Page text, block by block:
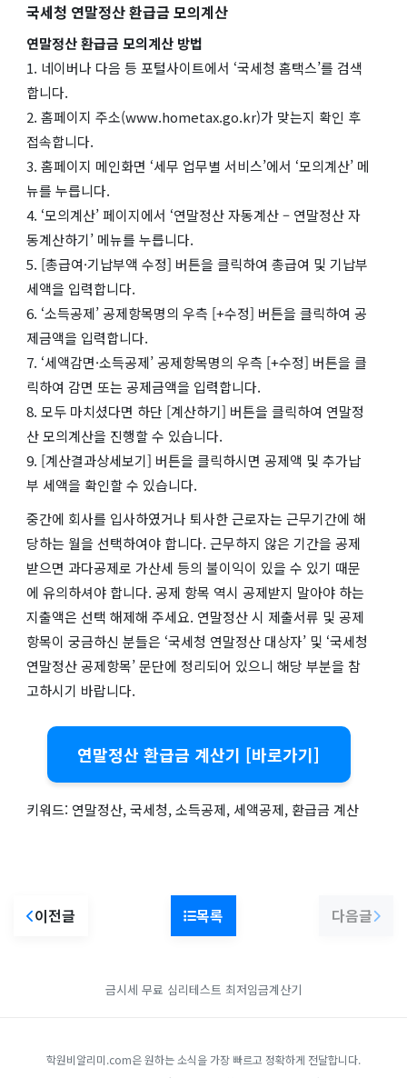
국세청 연말정산 환급금 모의계산
연말정산 환급금 모의계산 방법
1. 네이버나 다음 등 포털사이트에서 ‘국세청 홈택스’를 검색
합니다.
2. 홈페이지 주소(www.hometax.go.kr)가 맞는지 확인 후
접속합니다.
3. 홈페이지 메인화면 ‘세무 업무별 서비스’에서 ‘모의계산’ 메
뉴를 누릅니다.
4. ‘모의계산’ 페이지에서 ‘연말정산 자동계산 – 연말정산 자
동계산하기’ 메뉴를 누릅니다.
5. [총급여·기납부액 수정] 버튼을 클릭하여 총급여 및 기납부
세액을 입력합니다.
6. ‘소득공제’ 공제항목명의 우측 [+수정] 버튼을 클릭하여 공
제금액을 입력합니다.
7. ‘세액감면·소득공제’ 공제항목명의 우측 [+수정] 버튼을 클
릭하여 감면 또는 공제금액을 입력합니다.
8. 모두 마치셨다면 하단 [계산하기] 버튼을 클릭하여 연말정
산 모의계산을 진행할 수 있습니다.
9. [계산결과상세보기] 버튼을 클릭하시면 공제액 및 추가납
부 세액을 확인할 수 있습니다.
중간에 회사를 입사하였거나 퇴사한 근로자는 근무기간에 해
당하는 월을 선택하여야 합니다. 근무하지 않은 기간을 공제
받으면 과다공제로 가산세 등의 불이익이 있을 수 있기 때문
에 유의하셔야 합니다. 공제 항목 역시 공제받지 말아야 하는
지출액은 선택 해제해 주세요. 연말정산 시 제출서류 및 공제
항목이 궁금하신 분들은 ‘국세청 연말정산 대상자’ 및 ‘국세청
연말정산 공제항목’ 문단에 정리되어 있으니 해당 부분을 참
고하시기 바랍니다.
연말정산 환급금 계산기 [바로가기]
키워드: 연말정산, 국세청, 소득공제, 세액공제, 환급금 계산
이전글 목록 다음글
금시세 무료 심리테스트 최저임금계산기
학원비알리미.com은 원하는 소식을 가장 빠르고 정확하게 전달합니다.